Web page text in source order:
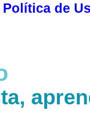
Política de